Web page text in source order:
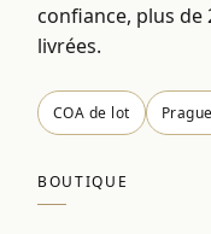
confiance, plus de
livrées.
COA de lot
BOUTIQUE